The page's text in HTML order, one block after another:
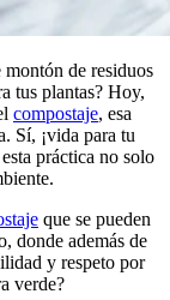
de residuos
tus plantas? Hoy,
compostaje, esa
Sí, ¡vida para tu
práctica no solo
que se pueden
donde además de
y respeto por
verde?